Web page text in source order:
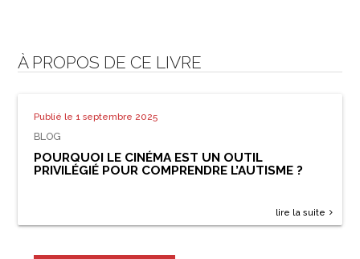
À PROPOS DE CE LIVRE
Publié le 1 septembre 2025
BLOG
POURQUOI LE CINÉMA EST UN OUTIL
PRIVILÉGIÉ POUR COMPRENDRE L’AUTISME ?
lire la suite